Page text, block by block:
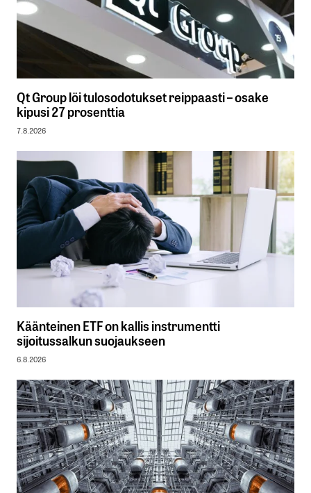
Qt Group löi tulosodotukset reippaasti – osake
kipusi 27 prosenttia
7.8.2026
Käänteinen ETF on kallis instrumentti
sijoitussalkun suojaukseen
6.8.2026